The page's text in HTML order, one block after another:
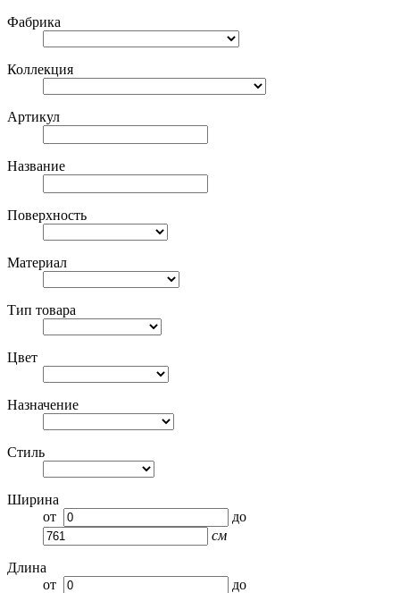
Фабрика
Коллекция
Артикул
Название
Поверхность
Материал
Тип товара
Цвет
Назначение
Стиль
Ширина
от
до
см
Длина
от
до